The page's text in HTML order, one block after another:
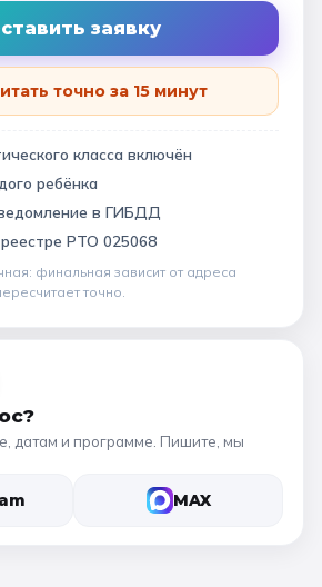
заявку
точно за 15 минут
класса включён
ребёнка
в ГИБДД
реестре РТО 025068
финальная зависит от адреса
точно.
датам и программе. Пишите, мы
MAX